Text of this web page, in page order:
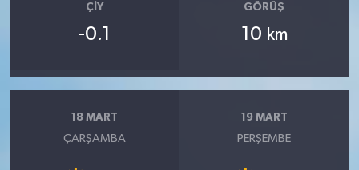
ÇIY
-0.1
GÖRÜŞ
10 km
18 MART
ÇARŞAMBA
19 MART
PERŞEMBE